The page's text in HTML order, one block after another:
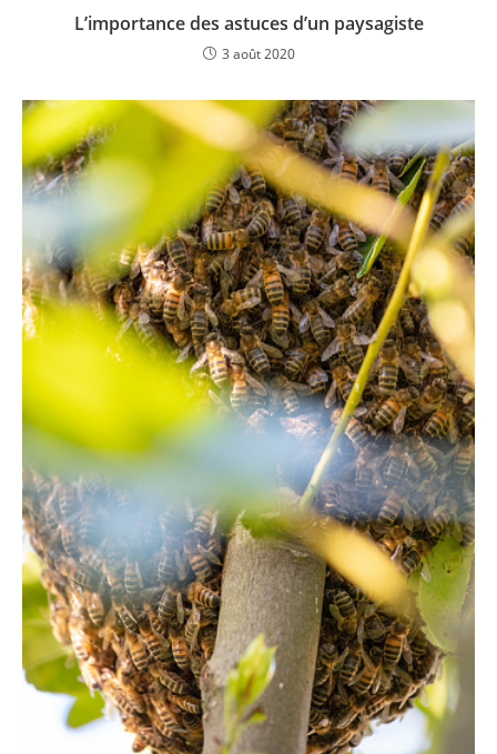
L’importance des astuces d’un paysagiste
3 août 2020